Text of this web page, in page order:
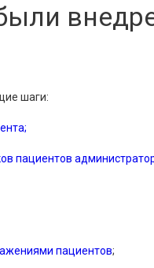
шаги:
пациентов
пациентов;